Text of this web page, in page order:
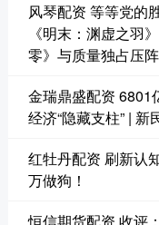
风琴配资 等等党的
《明末：渊虚之羽
零》与质量独占压阵
金瑞鼎盛配资 6801
经济“隐藏支柱” | 新
红牡丹配资 刷新认
万做狗！